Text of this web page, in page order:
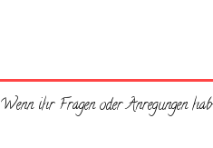
Wenn ihr Fragen oder Anregungen